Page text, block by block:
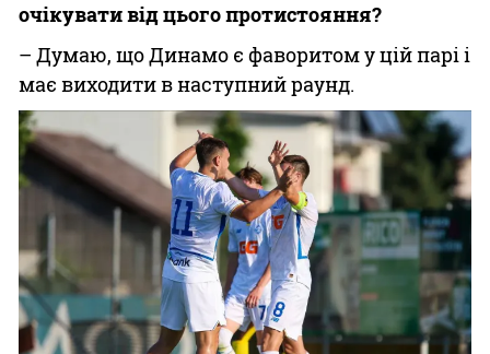
очікувати від цього протистояння?
– Думаю, що Динамо є фаворитом у цій парі і
має виходити в наступний раунд.